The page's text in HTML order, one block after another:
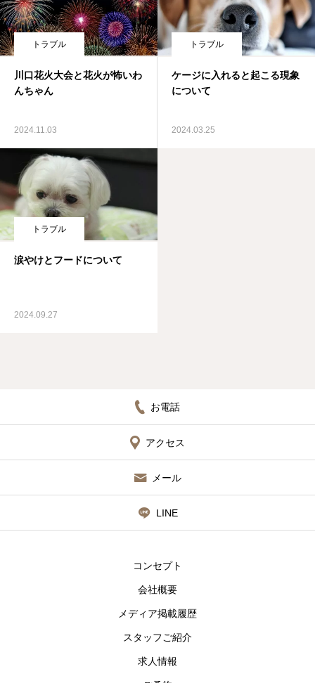
トラブル
川口花火大会と花火が怖いわ
んちゃん
2024.11.03
トラブル
ケージに入れると起こる現象
について
2024.03.25
トラブル
涙やけとフードについて
2024.09.27
お電話
アクセス
メール
LINE
コンセプト
会社概要
メディア掲載履歴
スタッフご紹介
求人情報